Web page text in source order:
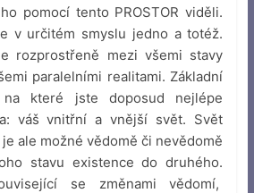
pomocí tento PROSTOR viděli.
v určitém smyslu jedno a totéž.
rozprostřeně mezi všemi stavy
paralelními realitami. Základní
na které jste doposud nejlépe
váš vnitřní a vnější svět. Svět
ale možné vědomě či nevědomě
stavu existence do druhého.
se změnami vědomí,